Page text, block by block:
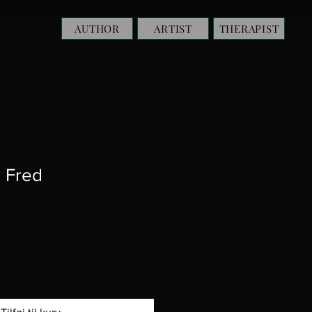
AUTHOR ARTIST THERAPIST
Fred